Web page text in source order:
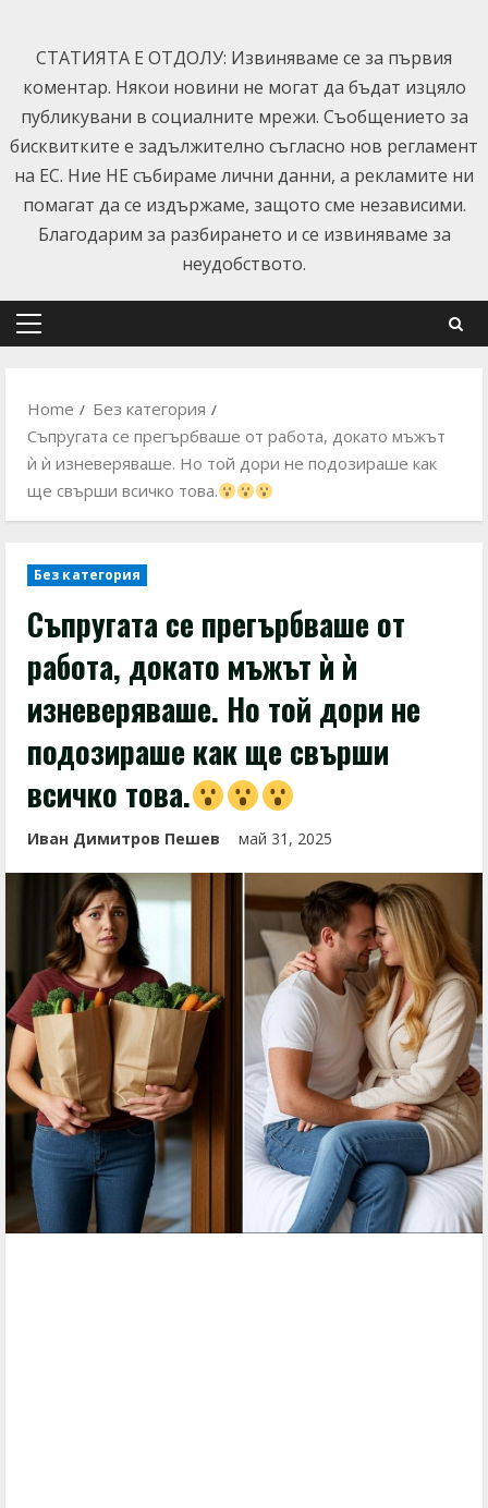
content
СТАТИЯТА Е ОТДОЛУ: Извиняваме се за първия
коментар. Някои новини не могат да бъдат изцяло
публикувани в социалните мрежи. Съобщението за
бисквитките е задължително съгласно нов регламент
на ЕС. Ние НЕ събираме лични данни, а рекламите ни
помагат да се издържаме, защото сме независими.
Благодарим за разбирането и се извиняваме за
неудобството.
Primary
Home
Без категория
Съпругата се прегърбваше от работа, докато мъжът
ѝ ѝ изневеряваше. Но той дори не подозираше как
ще свърши всичко това.
Без категория
Съпругата се прегърбваше от
работа, докато мъжът ѝ ѝ
изневеряваше. Но той дори не
подозираше как ще свърши
всичко това.
Иван Димитров Пешев май 31, 2025